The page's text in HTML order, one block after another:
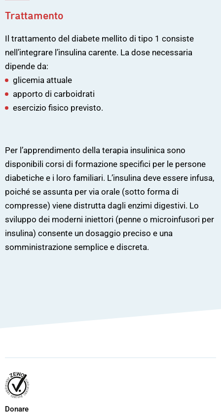
Trattamento
Il trattamento del diabete mellito di tipo 1 consiste
nell’integrare l’insulina carente. La dose necessaria
dipende da:
glicemia attuale
apporto di carboidrati
esercizio fisico previsto.
Per l’apprendimento della terapia insulinica sono
disponibili corsi di formazione specifici per le persone
diabetiche e i loro familiari. L’insulina deve essere infusa,
poiché se assunta per via orale (sotto forma di
compresse) viene distrutta dagli enzimi digestivi. Lo
sviluppo dei moderni iniettori (penne o microinfusori per
insulina) consente un dosaggio preciso e una
somministrazione semplice e discreta.
Donare